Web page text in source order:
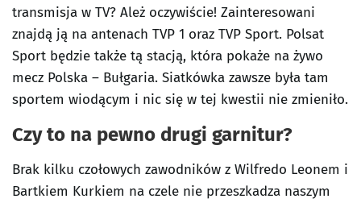
transmisja w TV? Ależ oczywiście! Zainteresowani
znajdą ją na antenach TVP 1 oraz TVP Sport. Polsat
Sport będzie także tą stacją, która pokaże na żywo
mecz Polska – Bułgaria. Siatkówka zawsze była tam
sportem wiodącym i nic się w tej kwestii nie zmieniło.
Czy to na pewno drugi garnitur?
Brak kilku czołowych zawodników z Wilfredo Leonem i
Bartkiem Kurkiem na czele nie przeszkadza naszym